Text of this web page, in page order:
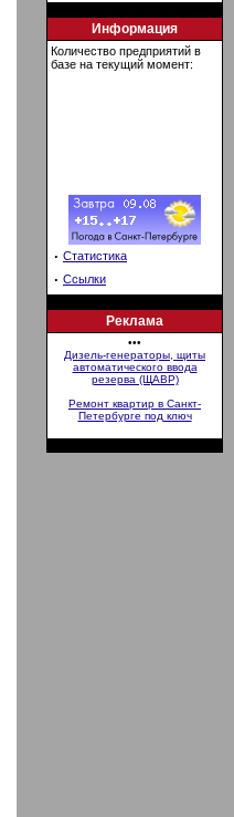
Информация
Количество предприятий в
базе на текущий момент:
· Статистика
· Ссылки
Реклама
•••
Дизель-генераторы, щиты
автоматического ввода
резерва (ЩАВР)
Ремонт квартир в Санкт-
Петербурге под ключ